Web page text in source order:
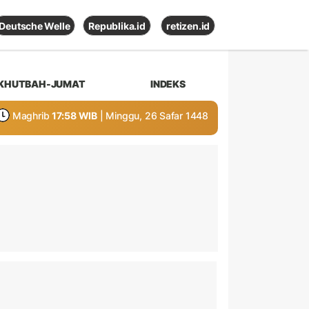
Deutsche Welle Republika.id retizen.id
JUMAT INDEKS
Maghrib 17:58 WIB | Minggu, 26 Safar 1448